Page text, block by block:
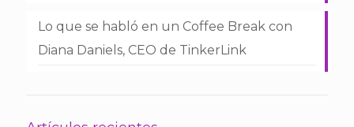
Lo que se habló en un Coffee Break con
Diana Daniels, CEO de TinkerLink